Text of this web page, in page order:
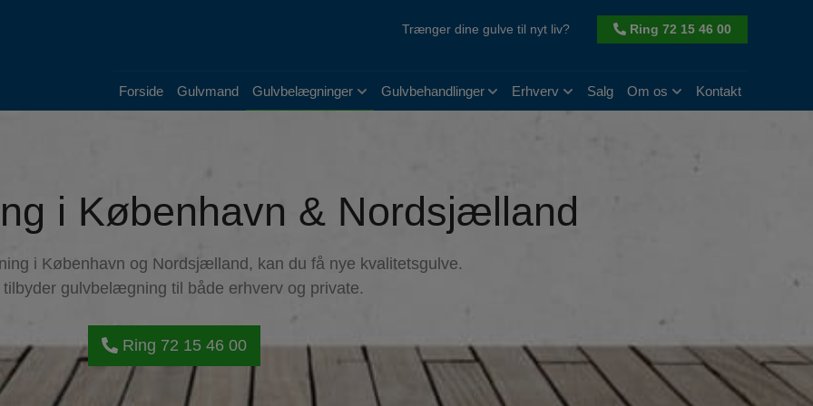
Trænger dine gulve til nyt liv? Ring 72 15 46 00
Forside Gulvmand Gulvbelægninger Gulvbehandlinger Erhverv Salg Om os Kontakt
i København & Nordsjælland
i København og Nordsjælland, kan du få nye kvalitetsgulve.
tilbyder gulvbelægning til både erhverv og private.
Ring 72 15 46 00